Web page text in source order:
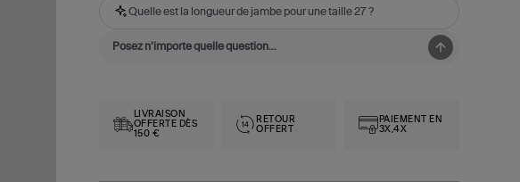
Quelle est la longueur de jambe pour une taille 27 ?
LIVRAISON
OFFERTE DÈS
150 €
RETOUR
OFFERT
PAIEMENT EN
3X,4X